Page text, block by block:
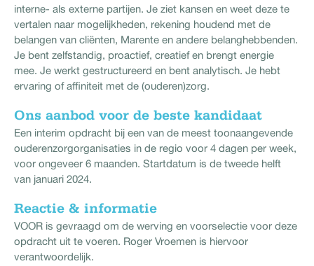
interne- als externe partijen. Je ziet kansen en weet deze te
vertalen naar mogelijkheden, rekening houdend met de
belangen van cliënten, Marente en andere belanghebbenden.
Je bent zelfstandig, proactief, creatief en brengt energie
mee. Je werkt gestructureerd en bent analytisch. Je hebt
ervaring of affiniteit met de (ouderen)zorg.
Ons aanbod voor de beste kandidaat
Een interim opdracht bij een van de meest toonaangevende
ouderenzorgorganisaties in de regio voor 4 dagen per week,
voor ongeveer 6 maanden. Startdatum is de tweede helft
van januari 2024.
Reactie & informatie
VOOR is gevraagd om de werving en voorselectie voor deze
opdracht uit te voeren. Roger Vroemen is hiervoor
verantwoordelijk.